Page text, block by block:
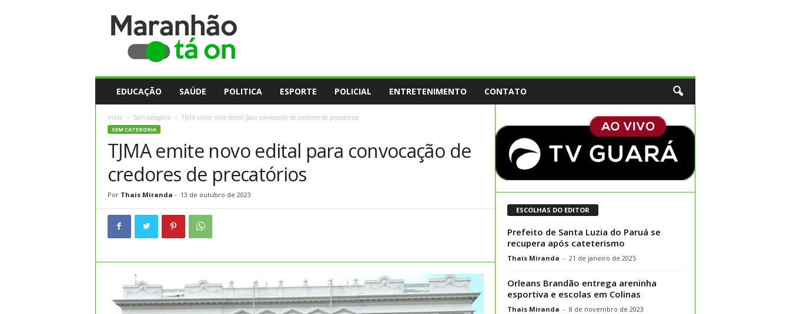
EDUCAÇÃO SAÚDE POLITICA ESPORTE POLICIAL ENTRETENIMENTO CONTATO
Início Sem categoria TJMA emite novo edital para convocação de credores de precatórios
SEM CATEGORIA
TJMA emite novo edital para convocação de
credores de precatórios
Por Thais Miranda - 13 de outubro de 2023
ESCOLHAS DO EDITOR
Prefeito de Santa Luzia do Paruá se
recupera após cateterismo
Thais Miranda - 21 de janeiro de 2025
Orleans Brandão entrega areninha
esportiva e escolas em Colinas
Thais Miranda - 8 de novembro de 2023